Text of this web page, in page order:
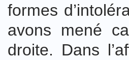
formes
avons mené
droite. Dans